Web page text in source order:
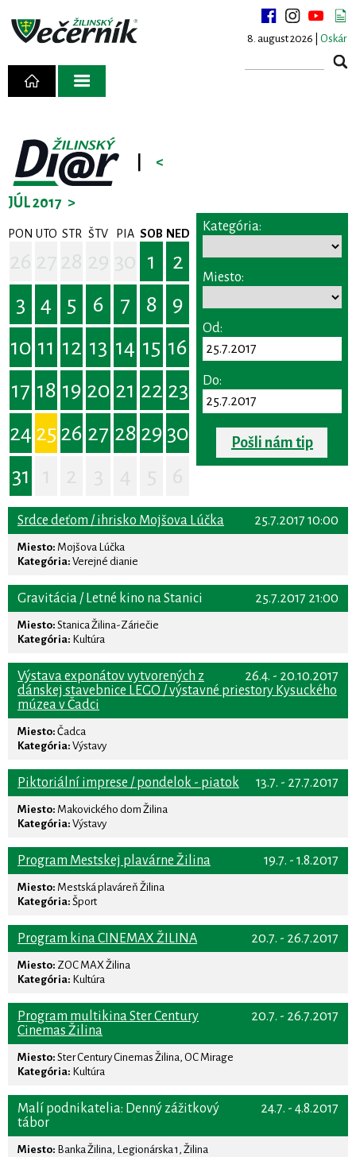
8. august 2026 | Oskár
<
JÚL 2017 >
PON UTO STR ŠTV PIA SOB NED
1
2
3
4 5 6 7 8
9
10 11 12 13 14 15 16
17 18 19 20 21 22 23
24 25 26 27 28 29 30
31
Kategória:
Miesto:
Od:
Do:
Pošli nám tip
25.7.2017 10:00
Srdce deťom / ihrisko Mojšova Lúčka
Miesto: Mojšova Lúčka
Kategória: Verejné dianie
25.7.2017 21:00
Gravitácia / Letné kino na Stanici
Miesto: Stanica Žilina-Záriečie
Kategória: Kultúra
26.4. - 20.10.2017
Výstava exponátov vytvorených z
dánskej stavebnice LEGO / výstavné priestory Kysuckého
múzea v Čadci
Miesto: Čadca
Kategória: Výstavy
13.7. - 27.7.2017
Piktoriální imprese / pondelok - piatok
Miesto: Makovického dom Žilina
Kategória: Výstavy
19.7. - 1.8.2017
Program Mestskej plavárne Žilina
Miesto: Mestská plaváreň Žilina
Kategória: Šport
20.7. - 26.7.2017
Program kina CINEMAX ŽILINA
Miesto: ZOC MAX Žilina
Kategória: Kultúra
20.7. - 26.7.2017
Program multikina Ster Century
Cinemas Žilina
Miesto: Ster Century Cinemas Žilina, OC Mirage
Kategória: Kultúra
24.7. - 4.8.2017
Malí podnikatelia: Denný zážitkový
tábor
Miesto: Banka Žilina, Legionárska 1, Žilina